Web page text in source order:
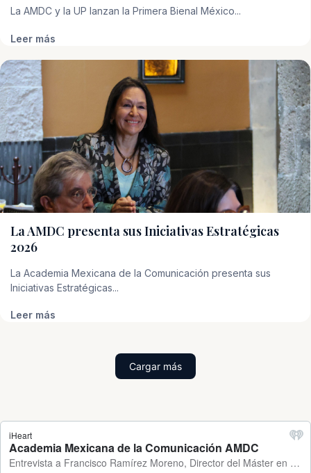
La AMDC y la UP lanzan la Primera Bienal México...
Leer más
La AMDC presenta sus Iniciativas Estratégicas
2026
La Academia Mexicana de la Comunicación presenta sus
Iniciativas Estratégicas...
Leer más
Cargar más